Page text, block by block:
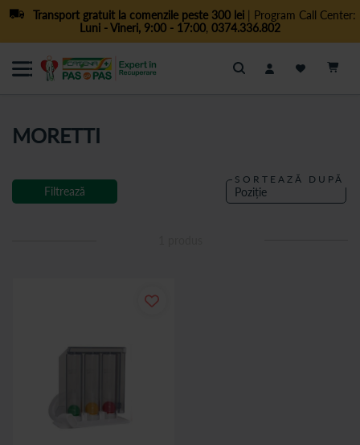
Transport gratuit la comenzile peste 300 lei| Program Call Center:
Luni - Vineri, 9:00 - 17:00, 0374.336.802
Cautare
MORETTI
SORTEAZĂ DUPĂ
Filtrează